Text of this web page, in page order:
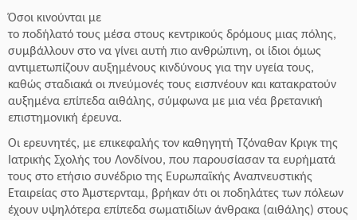
Όσοι κινούνται με
το ποδήλατό τους μέσα στους κεντρικούς δρόμους μιας πόλης,
συμβάλλουν στο να γίνει αυτή πιο ανθρώπινη, οι ίδιοι όμως
αντιμετωπίζουν αυξημένους κινδύνους για την υγεία τους,
καθώς σταδιακά οι πνεύμονές τους εισπνέουν και κατακρατούν
αυξημένα επίπεδα αιθάλης, σύμφωνα με μια νέα βρετανική
επιστημονική έρευνα.
Οι ερευνητές, με επικεφαλής τον καθηγητή Τζόναθαν Κριγκ της
Ιατρικής Σχολής του Λονδίνου, που παρουσίασαν τα ευρήματά
τους στο ετήσιο συνέδριο της Ευρωπαϊκής Αναπνευστικής
Εταιρείας στο Άμστερνταμ, βρήκαν ότι οι ποδηλάτες των πόλεων
έχουν υψηλότερα επίπεδα σωματιδίων άνθρακα (αιθάλης) στους